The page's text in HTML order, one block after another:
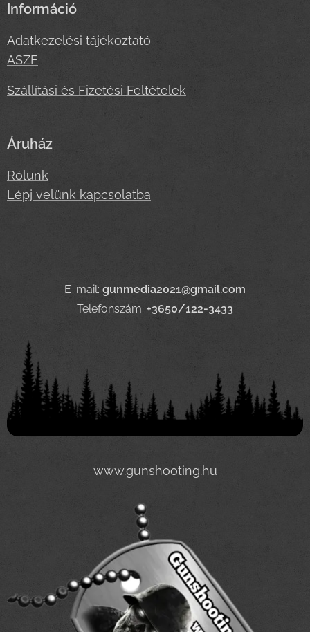
Információ
Adatkezelési tájékoztató
ASZF
Szállítási és Fizetési Feltételek
Áruház
Rólunk
Lépj velünk kapcsolatba
E-mail: gunmedia2021@gmail.com
Telefonszám: +3650/122-3433
www.gunshooting.hu